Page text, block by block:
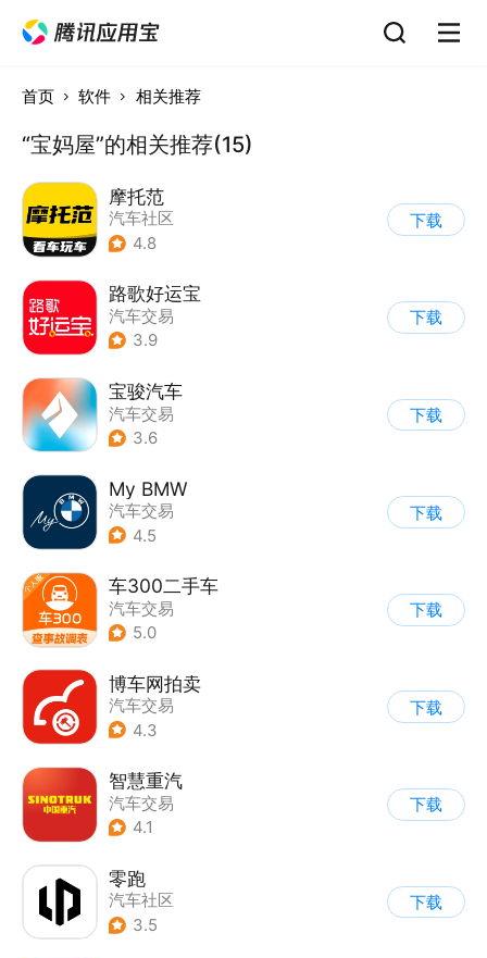
首页 软件 相关推荐
“宝妈屋”的相关推荐(15)
摩托范
汽车社区
4.8
下载
路歌好运宝
汽车交易
3.9
下载
宝骏汽车
汽车交易
3.6
下载
My BMW
汽车交易
4.5
下载
车300二手车
汽车交易
5.0
下载
博车网拍卖
汽车交易
4.3
下载
智慧重汽
汽车交易
4.1
下载
零跑
汽车社区
3.5
下载